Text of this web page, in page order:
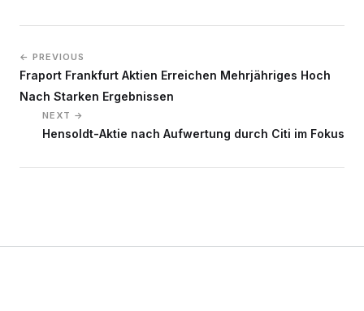
← PREVIOUS
Fraport Frankfurt Aktien Erreichen Mehrjähriges Hoch
Nach Starken Ergebnissen
NEXT →
Hensoldt-Aktie nach Aufwertung durch Citi im Fokus